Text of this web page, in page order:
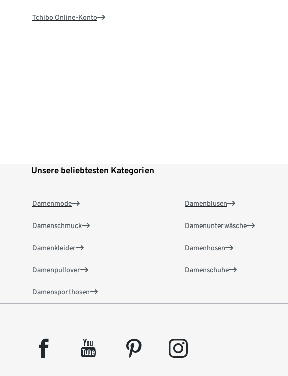
Tchibo Online-Konto
Unsere beliebtesten Kategorien
Damenmode
Damenschmuck
Damenkleider
Damenpullover
Damensporthosen
Damenblusen
Damenunterwäsche
Damenhosen
Damenschuhe
facebook youtube pinterest instagram